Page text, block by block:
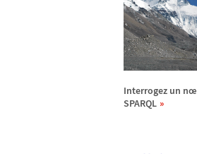
Interrogez un nœ
SPARQL